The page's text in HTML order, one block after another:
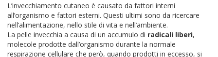
L’invecchiamento cutaneo è causato da fattori interni
all’organismo e fattori esterni. Questi ultimi sono da ricercare
nell’alimentazione, nello stile di vita e nell’ambiente.
La pelle invecchia a causa di un accumulo di radicali liberi,
molecole prodotte dall’organismo durante la normale
respirazione cellulare che però, quando prodotti in eccesso, si